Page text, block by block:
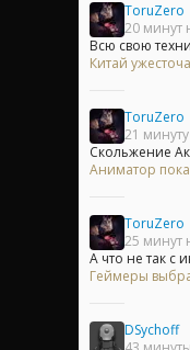
ToruZero
20 минут
Всю свою
Китай
ToruZero
21
Скольжение
Аниматор
ToruZero
25 минут
А что не так с
Геймеры
DSychoff